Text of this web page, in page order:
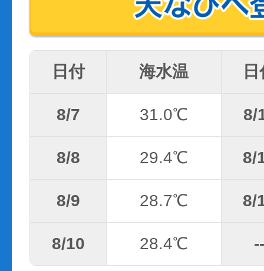
日付 海水温
8/7 31.0℃ 8/
8/8 29.4℃ 8/
8/9 28.7℃ 8/
8/10 28.4℃ --